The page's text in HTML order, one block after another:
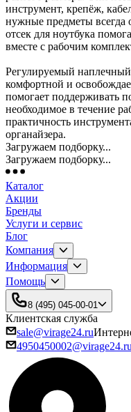
инструмент, крепёж,
нужные предметы всегда
отсек для ноутбука
вместе с рабочим
Регулируемый наплечный
комфортной и
помогает поддерживать
необходимое в течение
практичность
органайзера.
Загружаем подборку...
Загружаем подборку...
Каталог
Акции
Бренды
Услуги и сервис
Блог
Компания
Информация
Помощь
8 (495) 045-00-01
Клиентская служба
sale@virage24.ru
4950450002@virage24.ru